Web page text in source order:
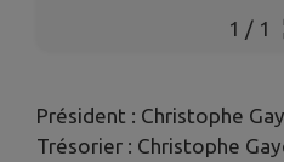
1 / 1
Président : Christophe
Trésorier : Christophe